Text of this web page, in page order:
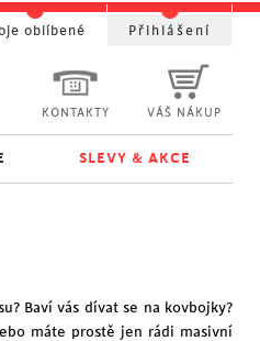
Baví vás dívat se na kovbojky?
máte prostě jen rádi masivní
KONTAKTY VÁŠ NÁKUP
SLEVY & AKCE
oblíbené Přihlášení